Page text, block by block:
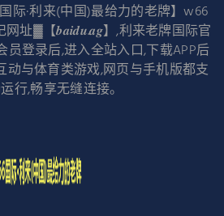
国际·利来(中国)最给力的老牌】w66
址▓【𝒃𝒂𝒊𝒅𝒖.𝒂𝒈】,利来老牌国际官
员登录后,进入全站入口,下载APP后
动与体育类游戏,网页与手机版都支
行,畅享无缝连接。